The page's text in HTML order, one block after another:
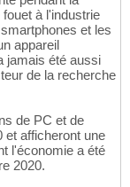
à l'industrie
et les
appareil
jamais été aussi
de la recherche
de PC et de
et afficheront une
l'économie a été
2020.